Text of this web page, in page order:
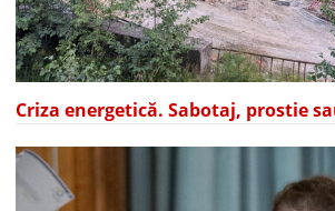
Criza energetică. Sabotaj, prostie